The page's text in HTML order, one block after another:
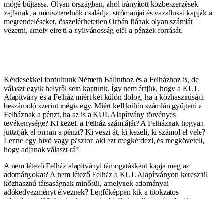
mögé bújtassa. Olyan országban, ahol irányított közbeszerzések
zajlanak, a miniszterelnök családja, strómanjai és vazallusai kapják a
megrendeléseket, összeférhetetlen Orbán fiának olyan számlát
vezetni, amely elrejti a nyilvánosság elől a pénzek forrását.
Kérdésekkel fordultunk Németh Bálinthoz és a Felházhoz is, de
választ egyik helyről sem kaptunk. Így nem értjük, hogy a KUL
Alapítvány és a Felház miért két külön dolog, ha a közhasznúsági
beszámoló szerint mégis egy. Miért kell külön számlán gyűjteni a
Felháznak a pénzt, ha az is a KUL Alapítvány törvényes
tevékenysége? Ki kezeli a Felház számláját? A Felháznak hogyan
juttatják el onnan a pénzt? Ki veszi át, ki kezeli, ki számol el vele?
Lenne egy hívő vagy pásztor, aki ezt megkérdezi, és megköveteli,
hogy adjanak választ rá?
A nem létező Felház alapítványi támogatásként kapja meg az
adományokat? A nem létező Felház a KUL Alapítványon keresztül
közhasznú társaságnak minősül, amelynek adományai
adókedvezményt élveznek? Legfőképpen kik a titokzatos